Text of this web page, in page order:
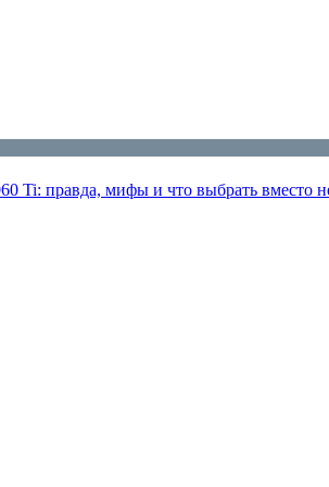
Ti: правда, мифы и что выбрать вместо